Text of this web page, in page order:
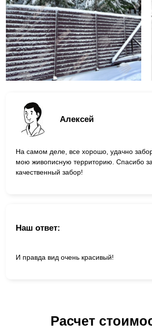
Алексей
На самом деле, все хорошо, удачно
мою живописную территорию. Спасибо
качественный забор!
Наш ответ:
И правда вид очень красивый!
Расчет